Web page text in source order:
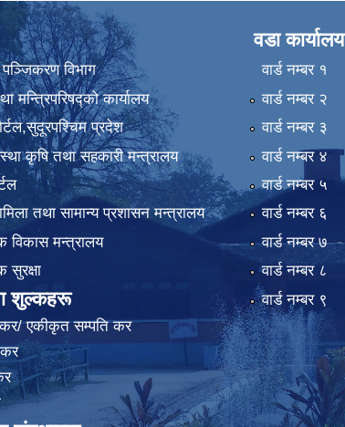
विभाग
मन्त्रिपरिषद्को कार्यालय
प्रदेश
कृषि तथा सहकारी मन्त्रालय
तथा सामान्य प्रशासन मन्त्रालय
विकास मन्त्रालय
सुरक्षा
शुल्कहरू
एकीकृत सम्पति कर
वडा कार्यालय
वार्ड न‌म्बर १
वार्ड न‌म्बर २
वार्ड न‌म्बर ३
वार्ड न‌म्बर ४
वार्ड न‌म्बर ५
वार्ड न‌म्बर ६
वार्ड न‌म्बर ७
वार्ड न‌म्बर ८
वार्ड न‌म्बर ९